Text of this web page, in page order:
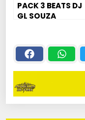
PACK 3 BEATS DJ
GL SOUZA